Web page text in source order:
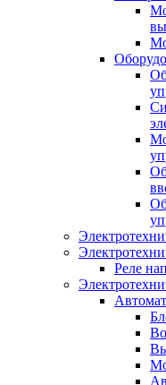
Реле